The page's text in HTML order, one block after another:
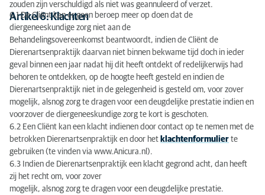
zouden zijn verschuldigd als niet was geannuleerd of verzet.
Artikel 6: Klachten
6.1 De Cliënt kan er geen beroep meer op doen dat de
diergeneeskundige zorg niet aan de
Behandelingsovereenkomst beantwoordt, indien de Cliënt de
Dierenartsenpraktijk daarvan niet binnen bekwame tijd doch in ieder
geval binnen een jaar nadat hij dit heeft ontdekt of redelijkerwijs had
behoren te ontdekken, op de hoogte heeft gesteld en indien de
Dierenartsenpraktijk niet in de gelegenheid is gesteld om, voor zover
mogelijk, alsnog zorg te dragen voor een deugdelijke prestatie indien en
voorzover de diergeneeskundige zorg te kort is geschoten.
6.2 Een Cliënt kan een klacht indienen door contact op te nemen met de
betrokken Dierenartsenpraktijk en door het klachtenformulier te
gebruiken (te vinden via www.Anicura.nl).
6.3 Indien de Dierenartsenpraktijk een klacht gegrond acht, dan heeft
zij het recht om, voor zover
mogelijk, alsnog zorg te dragen voor een deugdelijke prestatie.